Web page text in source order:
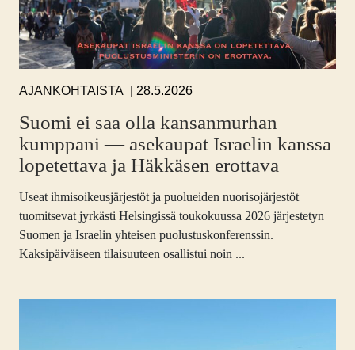
AJANKOHTAISTA 28.5.2026
Suomi ei saa olla kansanmurhan
kumppani — asekaupat Israelin kanssa
lopetettava ja Häkkäsen erottava
Useat ihmisoikeusjärjestöt ja puolueiden nuorisojärjestöt
tuomitsevat jyrkästi Helsingissä toukokuussa 2026 järjestetyn
Suomen ja Israelin yhteisen puolustuskonferenssin.
Kaksipäiväiseen tilaisuuteen osallistui noin ...